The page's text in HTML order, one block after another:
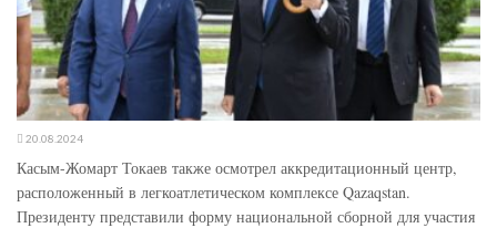
20.08.2024
Касым-Жомарт Токаев также осмотрел аккредитационный центр,
расположенный в легкоатлетическом комплексе Qazaqstan.
Президенту представили форму национальной сборной для участия